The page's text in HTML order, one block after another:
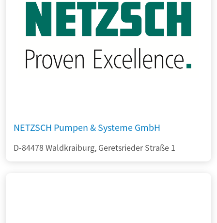
NETZSCH Pumpen & Systeme GmbH
D-84478 Waldkraiburg, Geretsrieder Straße 1